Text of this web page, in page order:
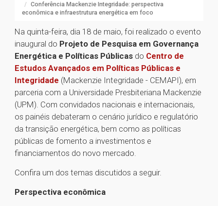
Conferência Mackenzie Integridade: perspectiva
econômica e infraestrutura energética em foco
Na quinta-feira, dia 18 de maio, foi realizado o evento
inaugural do Projeto de Pesquisa em Governança
Energética e Políticas Públicas do Centro de
Estudos Avançados em Políticas Públicas e
Integridade (Mackenzie Integridade - CEMAPI), em
parceria com a Universidade Presbiteriana Mackenzie
(UPM). Com convidados nacionais e internacionais,
os painéis debateram o cenário jurídico e regulatório
da transição energética, bem como as políticas
públicas de fomento a investimentos e
financiamentos do novo mercado.
Confira um dos temas discutidos a seguir.
Perspectiva econômica